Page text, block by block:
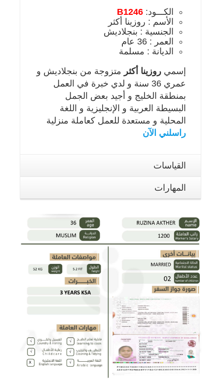
الكـــود: B1246
الأسم : روزينا أكثر
الجنسية : بنجلاديش
العمر : 36 عام
الديانة : مسلمة
إسمي روزينا أكثر متزوجة من بنجلاديش و
عمري 36 سنة و لدي خبرة في العمل
بمنطقة الخليج و أجيد بعض الجمل
البسيطة العربية و الإنجليزية و اللغة
المحلية و مستعدة للعمل كعاملة منزلية
راسلني الآن
القياسات
المهارات